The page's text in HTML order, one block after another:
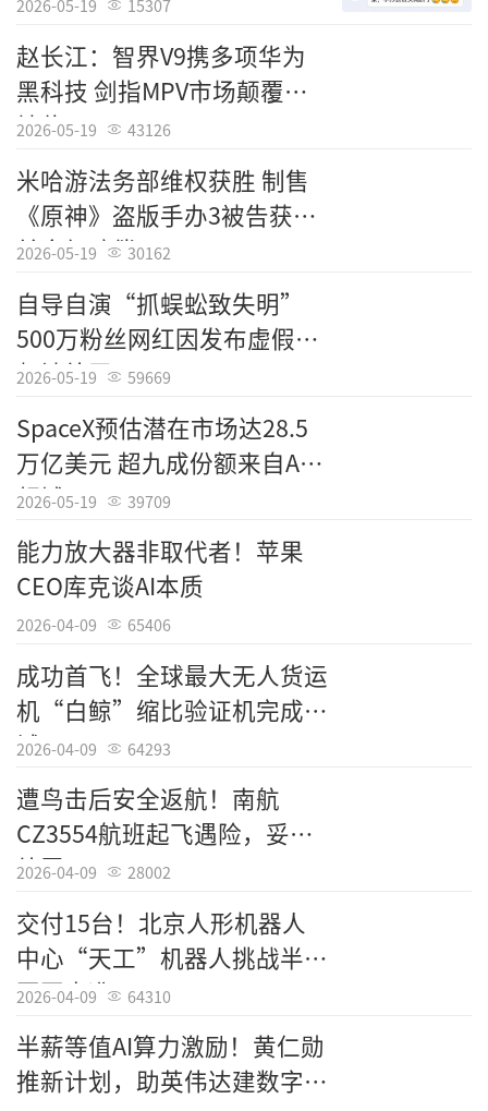
2026-05-19 15307
赵长江：智界V9携多项华为
黑科技 剑指MPV市场颠覆者
地位
2026-05-19 43126
米哈游法务部维权获胜 制售
《原神》盗版手办3被告获刑
并全额赔偿
2026-05-19 30162
自导自演“抓蜈蚣致失明”
500万粉丝网红因发布虚假视
频被处罚
2026-05-19 59669
SpaceX预估潜在市场达28.5
万亿美元 超九成份额来自AI
领域
2026-05-19 39709
能力放大器非取代者！苹果
CEO库克谈AI本质
2026-04-09 65406
成功首飞！全球最大无人货运
机“白鲸”缩比验证机完成测
试
2026-04-09 64293
遭鸟击后安全返航！南航
CZ3554航班起飞遇险，妥善
处置
2026-04-09 28002
交付15台！北京人形机器人
中心“天工”机器人挑战半马
冠军水准
2026-04-09 64310
半薪等值AI算力激励！黄仁勋
推新计划，助英伟达建数字员